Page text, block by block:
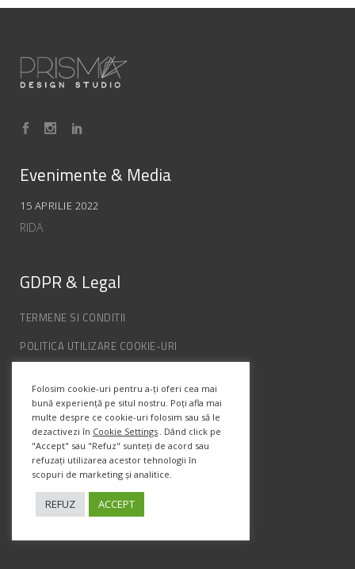
Evenimente & Media
15 APRILIE 2022
RIDA
GDPR & Legal
TERMENE SI CONDITII
POLITICA UTILIZARE COOKIE-URI
ANPC
Info Contact
Str. Semenic, Nr.1, Ap.5, Timisoara.
Telefon:(+4) 0747 066 701
Folosim cookie-uri pentru a-ți oferi cea mai
bună experiență pe situl nostru. Poți afla mai
multe despre ce cookie-uri folosim sau să le
dezactivezi în Cookie Settings . Dând click pe
"Accept" sau "Refuz" sunteți de acord sau
refuzați utilizarea acestor tehnologii în
scopuri de marketing și analitice.
REFUZ ACCEPT